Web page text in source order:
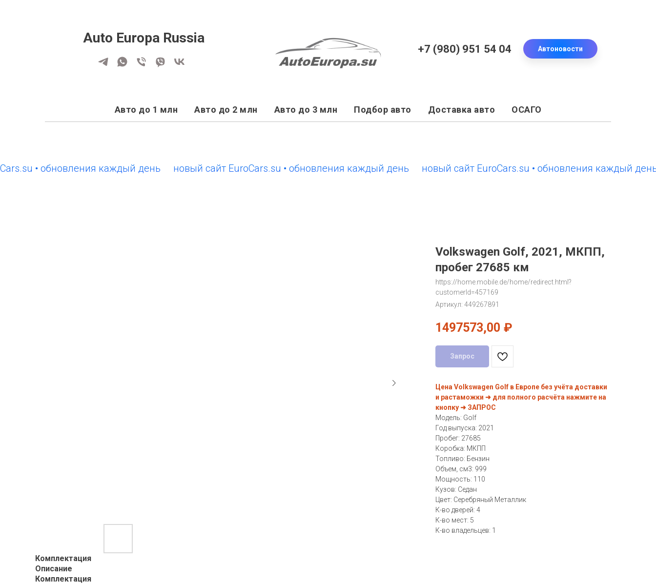
Auto Europa Russia
+7 (980) 951 54 04 Автоновости
Авто до 1 млн Авто до 2 млн Авто до 3 млн Подбор авто Доставка авто ОСАГО
• обновления каждый день новый сайт EuroCars.su • обновления каждый день новый сайт EuroCars.su • обновления каждый день
Volkswagen Golf, 2021, МКПП,
пробег 27685 км
https://home.mobile.de/home/redirect.html?
customerId=457169
Артикул: 449267891
1497573,00 ₽
Запрос
Цена Volkswagen Golf в Европе без учёта доставки
и растаможки ➜ для полного расчёта нажмите на
кнопку ➜ ЗАПРОС
Модель: Golf
Год выпуска: 2021
Пробег: 27685
Коробка: МКПП
Топливо: Бензин
Объем, см3: 999
Мощность: 110
Кузов: Седан
Цвет: Серебряный Металлик
К-во дверей: 4
К-во мест: 5
К-во владельцев: 1
Комплектация
Описание
Комплектация